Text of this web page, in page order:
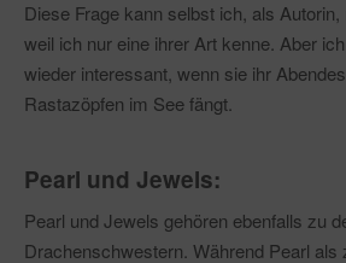
Diese Frage kann selbst ich, als
weil ich nur eine ihrer Art kenne. Aber
wieder interessant, wenn sie ihr
Rastazöpfen im See fängt.
Pearl und Jewels:
Pearl und Jewels gehören ebenfalls zu
Drachenschwestern. Während Pearl als